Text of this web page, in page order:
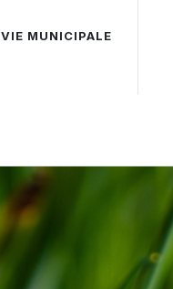
VIE MUNICIPALE